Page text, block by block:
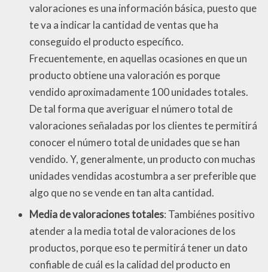
valoraciones es una información básica, puesto que
te va a indicar la cantidad de ventas que ha
conseguido el producto específico.
Frecuentemente, en aquellas ocasiones en que un
producto obtiene una valoración es porque
vendido aproximadamente 100 unidades totales.
De tal forma que averiguar el número total de
valoraciones señaladas por los clientes te permitirá
conocer el número total de unidades que se han
vendido. Y, generalmente, un producto con muchas
unidades vendidas acostumbra a ser preferible que
algo que no se vende en tan alta cantidad.
Media de valoraciones totales: Tambiénes positivo
atender a la media total de valoraciones de los
productos, porque eso te permitirá tener un dato
confiable de cuál es la calidad del producto en